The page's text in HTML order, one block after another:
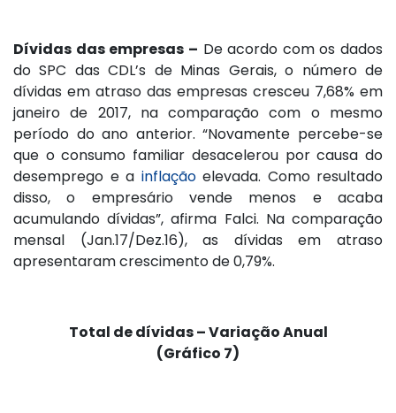
Dívidas das empresas – De acordo com os dados
do SPC das CDL’s de Minas Gerais, o número de
dívidas em atraso das empresas cresceu 7,68% em
janeiro de 2017, na comparação com o mesmo
período do ano anterior. “Novamente percebe-se
que o consumo familiar desacelerou por causa do
desemprego e a inflaçãoelevada. Como resultado
disso, o empresário vende menos e acaba
acumulando dívidas”, afirma Falci. Na comparação
mensal (Jan.17/Dez.16), as dívidas em atraso
apresentaram crescimento de 0,79%.
Total de dívidas – Variação Anual
(Gráfico 7)